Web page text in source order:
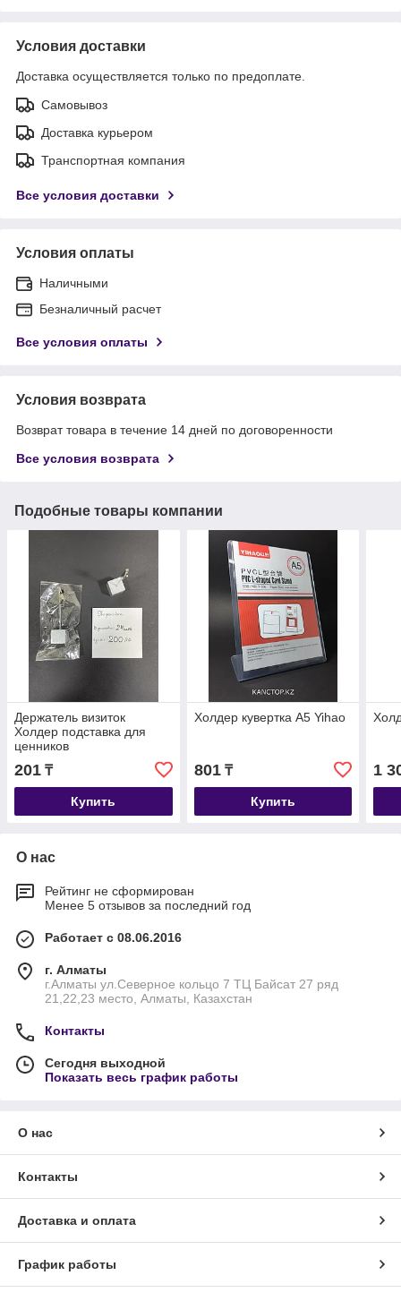
Условия доставки
Доставка осуществляется только по предоплате.
Самовывоз
Доставка курьером
Транспортная компания
Все условия доставки
Условия оплаты
Наличными
Безналичный расчет
Все условия оплаты
Условия возврата
Возврат товара в течение 14 дней по договоренности
Все условия возврата
Подобные товары компании
Держатель визиток
Холдер подставка для
ценников
201 ₸
Купить
Холдер кувертка А5 Yihao
801₸
Купить
1
О нас
Рейтинг не сформирован
Менее 5 отзывов за последний год
Работает с 08.06.2016
г. Алматы
г.Алматы ул.Северное кольцо 7 ТЦ Байсат 27 ряд
21,22,23 место, Алматы, Казахстан
Контакты
Сегодня выходной
Показать весь график работы
О нас
Контакты
Доставка и оплата
График работы